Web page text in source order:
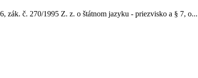
zák. č. 270/1995 Z. z. o štátnom jazyku - priezvisko a § 7, o...